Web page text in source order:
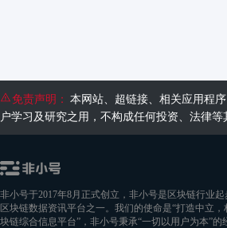
免责声明： 本网站、超链接、相关应用程
户学习及研究之用，不构成任何投资、法律
非小号于2017年8月正式创立，非小号是区块链行业起
区块链数据资讯平台之一。我们的使命是“打造中立，
块链综合信息平台”，非小号秉承“一切以用户为本”的